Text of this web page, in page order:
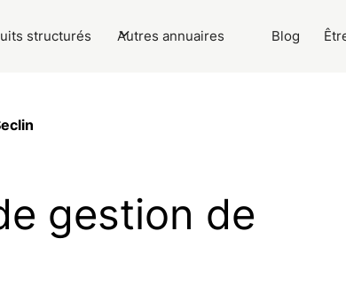
structurés Autres annuaires Blog
gestion de